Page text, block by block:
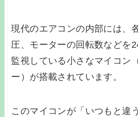
現代のエアコンの内部には、
圧、モーターの回転数などを
監視している小さなマイコン
ー）が搭載されています。
このマイコンが「いつもと違